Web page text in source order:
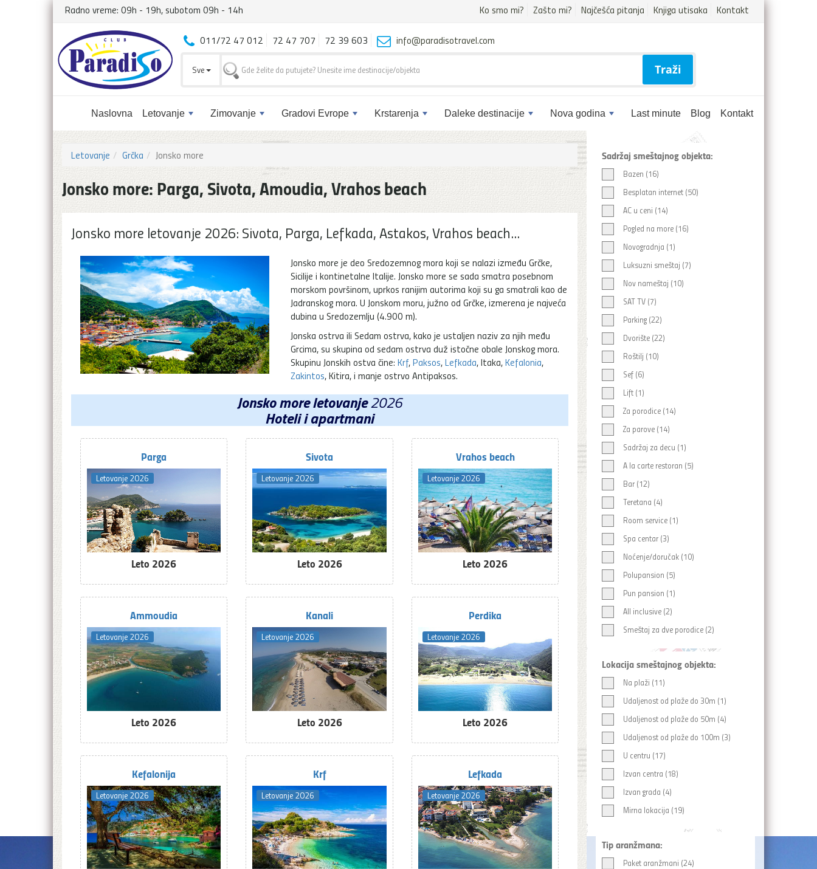
Radno vreme: 09h - 19h, subotom 09h - 14h Ko smo mi? Zašto mi? Najčešća pitanja Knjiga utisaka Kontakt
Naslovna Letovanje Zimovanje Gradovi Evrope Krstarenja Daleke destinacije Nova godina Last minute Blog Kontakt
011/72 47 012 72 47 707 72 39 603 info@paradisotravel.com
Sve Traži
Sadržaj smeštajnog objekta:
Bazen (16)
Besplatan internet (50)
AC u ceni (14)
Pogled na more (16)
Novogradnja (1)
Luksuzni smeštaj (7)
Nov nameštaj (10)
SAT TV (7)
Parking (22)
Dvorište (22)
Roštilj (10)
Sef (6)
Lift (1)
Za porodice (14)
Za parove (14)
Sadržaj za decu (1)
A la carte restoran (5)
Bar (12)
Teretana (4)
Room service (1)
Spa centar (3)
Noćenje/doručak (10)
Polupansion (5)
Pun pansion (1)
All inclusive (2)
Smeštaj za dve porodice (2)
Lokacija smeštajnog objekta:
Na plaži (11)
Udaljenost od plaže do 30m (1)
Udaljenost od plaže do 50m (4)
Udaljenost od plaže do 100m (3)
U centru (17)
Izvan centra (18)
Izvan grada (4)
Mirna lokacija (19)
Tip aranžmana:
Paket aranžmani (24)
Letovanje Grčka Jonsko more
Jonsko more: Parga, Sivota, Amoudia, Vrahos beach
Jonsko more letovanje 2026: Sivota, Parga, Lefkada, Astakos, Vrahos beach...
Jonsko more je deo Sredozemnog mora koji se nalazi između Grčke,
Sicilije i kontinetalne Italije. Jonsko more se sada smatra posebnom
morskom površinom, uprkos ranijim autorima koji su ga smatrali kao de
Jadranskog mora. U Jonskom moru, južno od Grčke, izmerena je najveća
dubina u Sredozemlju (4.900 m).
Jonska ostrva ili Sedam ostrva, kako je ustaljen naziv za njih među
Grcima, su skupina od sedam ostrva duž istočne obale Jonskog mora.
Skupinu Jonskih ostva čine: Krf,Paksos,Lefkada, Itaka,Kefalonia,
Zakintos, Kitira, i manje ostrvo Antipaksos.
Jonsko more letovanje2026
Hoteli i apartmani
Parga
Letovanje 2026
Leto 2026
Sivota
Letovanje 2026
Leto 2026
Vrahos beach
Letovanje 2026
Leto 2026
Ammoudia
Letovanje 2026
Leto 2026
Kanali
Letovanje 2026
Leto 2026
Perdika
Letovanje 2026
Leto 2026
Kefalonija
Letovanje 2026
Krf
Letovanje 2026
Lefkada
Letovanje 2026